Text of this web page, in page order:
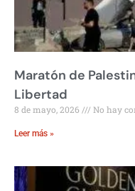
Maratón de
Libertad
8 de mayo, 2026 No hay
Leer más »